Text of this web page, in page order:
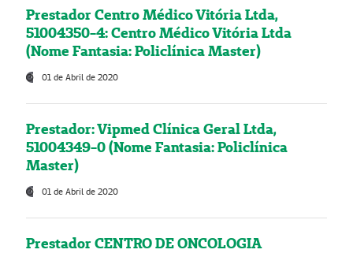
Prestador Centro Médico Vitória Ltda,
51004350-4: Centro Médico Vitória Ltda
(Nome Fantasia: Policlínica Master)
01 de Abril de 2020
Prestador: Vipmed Clínica Geral Ltda,
51004349-0 (Nome Fantasia: Policlínica
Master)
01 de Abril de 2020
Prestador CENTRO DE ONCOLOGIA